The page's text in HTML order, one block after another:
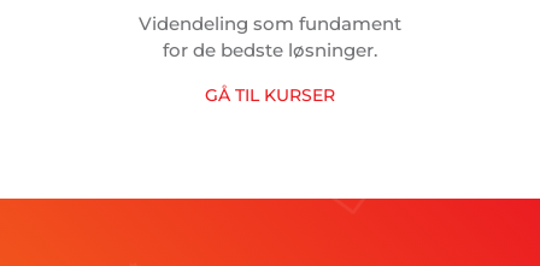
Videndeling som fundament
for de bedste løsninger.
GÅ TIL KURSER